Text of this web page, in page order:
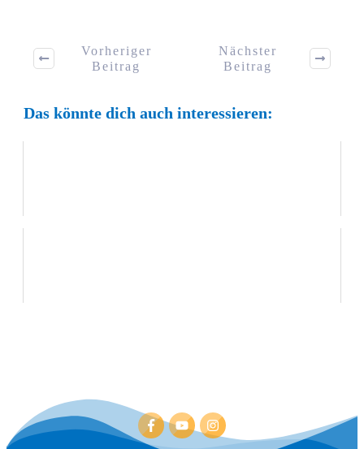
Vorheriger
Beitrag
Nächster
Beitrag
Das könnte dich auch interessieren: